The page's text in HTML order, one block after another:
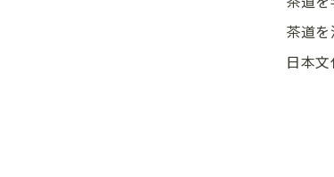
茶道を
日本